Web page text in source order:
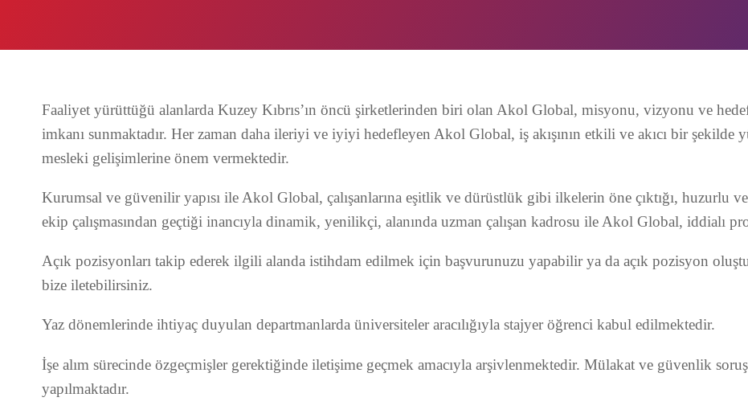
Faaliyet yürüttüğü alanlarda Kuzey Kıbrıs’ın öncü şirketlerinden biri olan Akol Global, misyonu, vizyonu ve
imkanı sunmaktadır. Her zaman daha ileriyi ve iyiyi hedefleyen Akol Global, iş akışının etkili ve akıcı bir şekilde
mesleki gelişimlerine önem vermektedir.
Kurumsal ve güvenilir yapısı ile Akol Global, çalışanlarına eşitlik ve dürüstlük gibi ilkelerin öne çıktığı, huzurlu
ekip çalışmasından geçtiği inancıyla dinamik, yenilikçi, alanında uzman çalışan kadrosu ile Akol Global, iddialı
Açık pozisyonları takip ederek ilgili alanda istihdam edilmek için başvurunuzu yapabilir ya da açık pozisyon
bize iletebilirsiniz.
Yaz dönemlerinde ihtiyaç duyulan departmanlarda üniversiteler aracılığıyla stajyer öğrenci kabul edilmektedir.
İşe alım sürecinde özgeçmişler gerektiğinde iletişime geçmek amacıyla arşivlenmektedir. Mülakat ve güvenlik
yapılmaktadır.